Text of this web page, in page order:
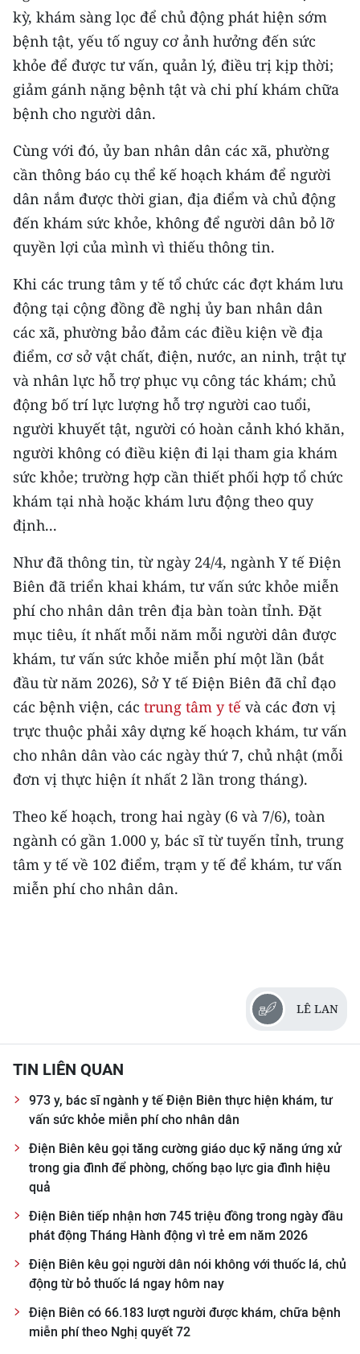
ENGLISH
中文
FRANÇAIS
РУССКИЙ
ESPAÑOL
한국어
kỳ, khám sàng lọc để chủ động phát hiện sớm
bệnh tật, yếu tố nguy cơ ảnh hưởng đến sức
khỏe để được tư vấn, quản lý, điều trị kịp thời;
giảm gánh nặng bệnh tật và chi phí khám chữa
bệnh cho người dân.
Cùng với đó, ủy ban nhân dân các xã, phường
cần thông báo cụ thể kế hoạch khám để người
dân nắm được thời gian, địa điểm và chủ động
đến khám sức khỏe, không để người dân bỏ lỡ
quyền lợi của mình vì thiếu thông tin.
Khi các trung tâm y tế tổ chức các đợt khám lưu
động tại cộng đồng đề nghị ủy ban nhân dân
các xã, phường bảo đảm các điều kiện về địa
điểm, cơ sở vật chất, điện, nước, an ninh, trật tự
và nhân lực hỗ trợ phục vụ công tác khám; chủ
động bố trí lực lượng hỗ trợ người cao tuổi,
người khuyết tật, người có hoàn cảnh khó khăn,
người không có điều kiện đi lại tham gia khám
sức khỏe; trường hợp cần thiết phối hợp tổ chức
khám tại nhà hoặc khám lưu động theo quy
định...
Như đã thông tin, từ ngày 24/4, ngành Y tế Điện
Biên đã triển khai khám, tư vấn sức khỏe miễn
phí cho nhân dân trên địa bàn toàn tỉnh. Đặt
mục tiêu, ít nhất mỗi năm mỗi người dân được
khám, tư vấn sức khỏe miễn phí một lần (bắt
đầu từ năm 2026), Sở Y tế Điện Biên đã chỉ đạo
các bệnh viện, các trung tâm y tế và các đơn vị
trực thuộc phải xây dựng kế hoạch khám, tư vấn
cho nhân dân vào các ngày thứ 7, chủ nhật (mỗi
đơn vị thực hiện ít nhất 2 lần trong tháng).
Theo kế hoạch, trong hai ngày (6 và 7/6), toàn
ngành có gần 1.000 y, bác sĩ từ tuyến tỉnh, trung
tâm y tế về 102 điểm, trạm y tế để khám, tư vấn
miễn phí cho nhân dân.
LÊ LAN
TIN LIÊN QUAN
973 y, bác sĩ ngành y tế Điện Biên thực hiện khám, tư
vấn sức khỏe miễn phí cho nhân dân
Điện Biên kêu gọi tăng cường giáo dục kỹ năng ứng xử
trong gia đình để phòng, chống bạo lực gia đình hiệu
quả
Điện Biên tiếp nhận hơn 745 triệu đồng trong ngày đầu
phát động Tháng Hành động vì trẻ em năm 2026
Điện Biên kêu gọi người dân nói không với thuốc lá, chủ
động từ bỏ thuốc lá ngay hôm nay
Điện Biên có 66.183 lượt người được khám, chữa bệnh
miễn phí theo Nghị quyết 72